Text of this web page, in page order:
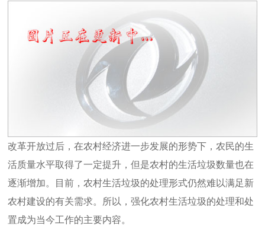
改革开放过后，在农村经济进一步发展的形势下，农民的生
活质量水平取得了一定提升，但是农村的生活垃圾数量也在
逐渐增加。目前，农村生活垃圾的处理形式仍然难以满足新
农村建设的有关需求。所以，强化农村生活垃圾的处理和处
置成为当今工作的主要内容。